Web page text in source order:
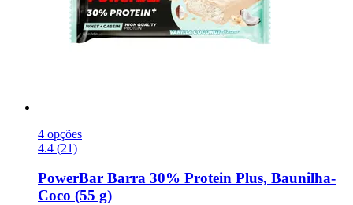
4 opções
4.4 (21)
PowerBar Barra 30% Protein Plus, Baunilha-​
Coco (55 g)